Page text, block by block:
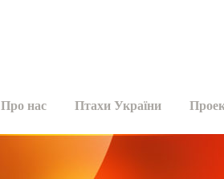
Про нас Птахи України